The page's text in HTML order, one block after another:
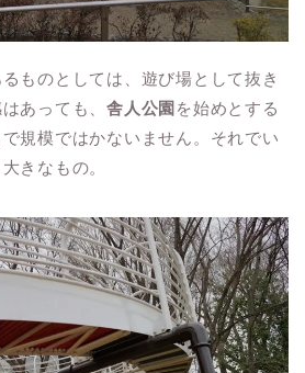
ものとしては、遊び場として抜き
あっても、舎人公園 を始めとする
規模ではかないません。それでい
きなもの。